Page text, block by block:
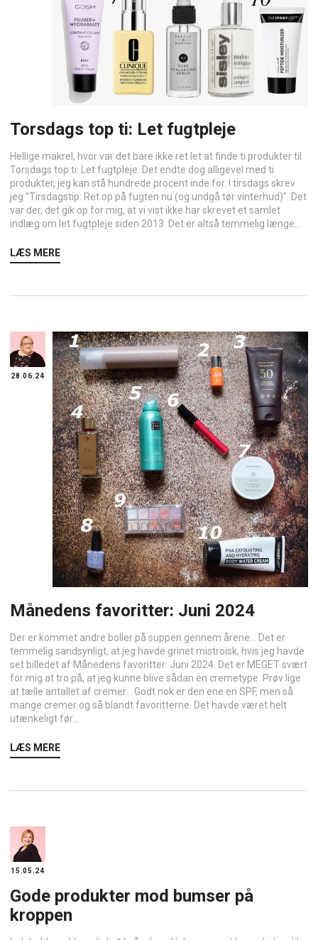
Torsdags top ti: Let fugtpleje
Hellige makrel, hvor var det bare ikke ret let at finde ti produkter til
Torsdags top ti: Let fugtpleje. Det endte dog alligevel med ti
produkter, jeg kan stå hundrede procent inde for. I tirsdags skrev
jeg ”Tirsdagstip: Ret op på fugten nu (og undgå tør vinterhud)”. Det
var der, det gik op for mig, at vi vist ikke har skrevet et samlet
indlæg om let fugtpleje siden 2013. Det er altså temmelig længe...
LÆS MERE
28.06.24
Månedens favoritter: Juni 2024
Der er kommet andre boller på suppen gennem årene… Det er
temmelig sandsynligt, at jeg havde grinet mistroisk, hvis jeg havde
set billedet af Månedens favoritter: Juni 2024. Det er MEGET svært
for mig at tro på, at jeg kunne blive sådan en cremetype. Prøv lige
at tælle antallet af cremer… Godt nok er den ene en SPF, men så
mange cremer og så blandt favoritterne. Det havde været helt
utænkeligt før...
LÆS MERE
15.05.24
Gode produkter mod bumser på
kroppen